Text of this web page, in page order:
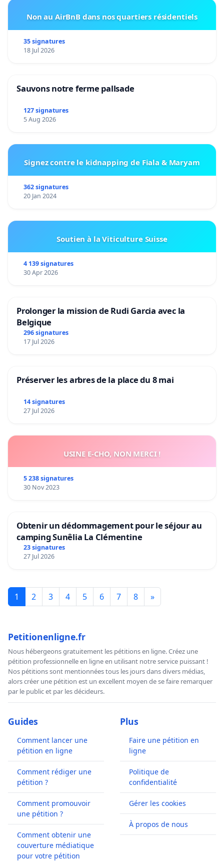
Non au AirBnB dans nos quartiers résidentiels
35 signatures
18 Jul 2026
Sauvons notre ferme pallsade
127 signatures
5 Aug 2026
Signez contre le kidnapping de Fiala & Maryam
362 signatures
20 Jan 2024
Soutien à la Viticulture Suisse
4 139 signatures
30 Apr 2026
Prolonger la mission de Rudi Garcia avec la
Belgique
296 signatures
17 Jul 2026
Préserver les arbres de la place du 8 mai
14 signatures
27 Jul 2026
USINE E-CHO, NON MERCI !
5 238 signatures
30 Nov 2023
Obtenir un dédommagement pour le séjour au
camping Sunêlia La Clémentine
23 signatures
27 Jul 2026
1 2 3 4 5 6 7 8 »
Petitionenligne.fr
Nous hébergeons gratuitement les pétitions en ligne. Créez une
pétition professionnelle en ligne en utilisant notre service puissant !
Nos pétitions sont mentionnées tous les jours dans divers médias,
alors créer une pétition est un excellent moyen de se faire remarquer
par le public et par les décideurs.
Guides
Comment lancer une
pétition en ligne
Comment rédiger une
pétition ?
Comment promouvoir
une pétition ?
Comment obtenir une
couverture médiatique
pour votre pétition
Plus
Faire une pétition en
ligne
Politique de
confidentialité
Gérer les cookies
À propos de nous